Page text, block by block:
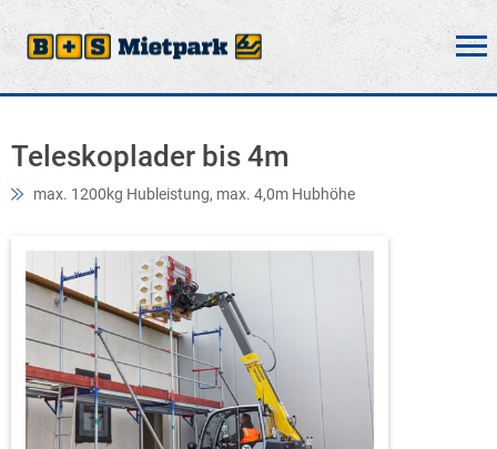
Teleskoplader bis 4m
max. 1200kg Hubleistung, max. 4,0m Hubhöhe